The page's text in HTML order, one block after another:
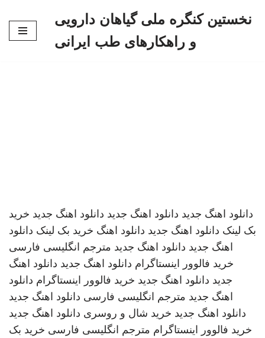
نخستین کنگره ملی گیاهان دارویی
و راهکارهای طب ایرانی
دانلود اهنگ جدید دانلود اهنگ جدید دانلود اهنگ جدید خرید
بک لینک دانلود اهنگ جدید دانلود اهنگ خرید بک لینک دانلود
اهنگ جدید دانلود اهنگ جدید مترجم انگلیسی فارسی
خرید فالوور اینستاگرام دانلود اهنگ جدید دانلود اهنگ
جدید دانلود اهنگ جدید خرید فالوور اینستاگرام دانلود
اهنگ جدید مترجم انگلیسی فارسی دانلود اهنگ جدید
دانلود اهنگ جدید خرید شال و روسری دانلود اهنگ جدید
خرید فالوور اینستاگرام مترجم انگلیسی فارسی خرید بک